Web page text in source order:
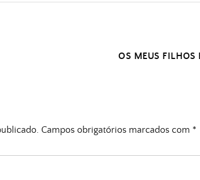
OS MEUS FILHOS
Campos obrigatórios marcados com *